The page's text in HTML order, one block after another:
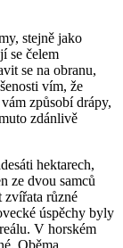
stejně jako
se čelem
se na obranu,
vím, že
způsobí drápy,
zdánlivě
hektarech,
ze dvou samců
zvířata různé
úspěchy byly
V horském
Oběma